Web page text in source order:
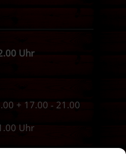
Uhr
+ 17.00 - 21.00
Uhr